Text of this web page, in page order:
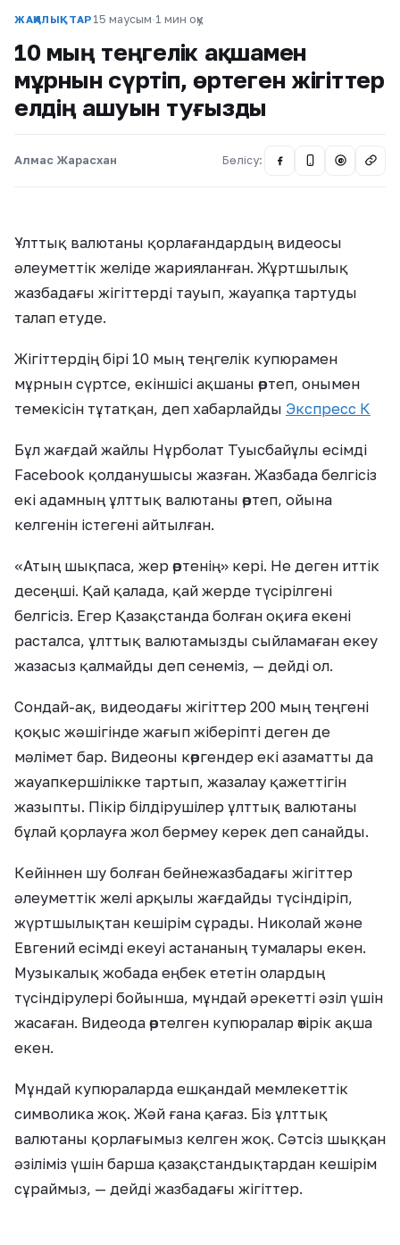
ЖАҢАЛЫҚТАР 15 маусым·1 мин оқу
10 мың теңгелік ақшамен
мұрнын сүртіп, өртеген жігіттер
елдің ашуын туғызды
Алмас Жарасхан Бөлісу: @
Ұлттық валютаны қорлағандардың видеосы
әлеуметтік желіде жарияланған. Жұртшылық
жазбадағы жігіттерді тауып, жауапқа тартуды
талап етуде.
Жігіттердің бірі 10 мың теңгелік купюрамен
мұрнын сүртсе, екіншісі ақшаны өртеп, онымен
темекісін тұтатқан, деп хабарлайды Экспресс К
Бұл жағдай жайлы Нұрболат Туысбайұлы есімді
Facebook қолданушысы жазған. Жазбада белгісіз
екі адамның ұлттық валютаны өртеп, ойына
келгенін істегені айтылған.
«Атың шықпаса, жер өртенің» кері. Не деген иттік
десеңші. Қай қалада, қай жерде түсірілгені
белгісіз. Егер Қазақстанда болған оқиға екені
расталса, ұлттық валютамызды сыйламаған екеу
жазасыз қалмайды деп сенеміз, — дейді ол.
Сондай-ақ, видеодағы жігіттер 200 мың теңгені
қоқыс жәшігінде жағып жіберіпті деген де
мәлімет бар. Видеоны көргендер екі азаматты да
жауапкершілікке тартып, жазалау қажеттігін
жазыпты. Пікір білдірушілер ұлттық валютаны
бұлай қорлауға жол бермеу керек деп санайды.
Кейіннен шу болған бейнежазбадағы жігіттер
әлеуметтік желі арқылы жағдайды түсіндіріп,
жүртшылықтан кешірім сұрады. Николай және
Евгений есімді екеуі астананың тумалары екен.
Музыкалық жобада еңбек ететін олардың
түсіндірулері бойынша, мұндай әрекетті әзіл үшін
жасаған. Видеода өртелген купюралар өтірік ақша
екен.
Мұндай купюраларда ешқандай мемлекеттік
символика жоқ. Жәй ғана қағаз. Біз ұлттық
валютаны қорлағымыз келген жоқ. Сәтсіз шыққан
әзіліміз үшін барша қазақстандықтардан кешірім
сұраймыз, — дейді жазбадағы жігіттер.